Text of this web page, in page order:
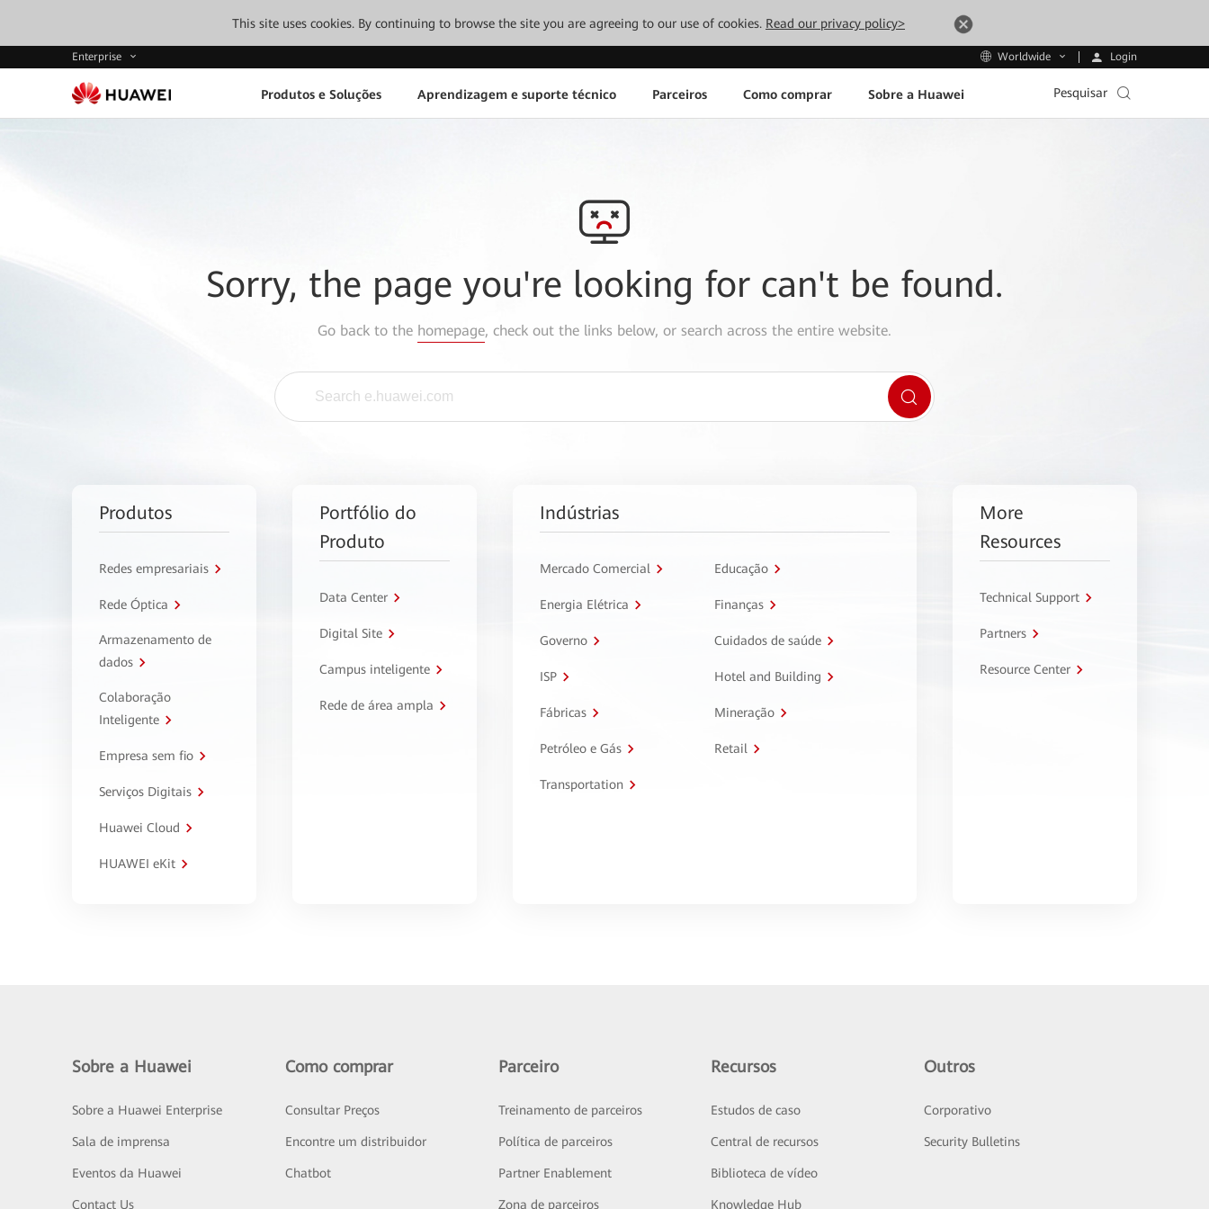
This site uses cookies. By continuing to browse the site you are agreeing to our use of cookies. Read our privacy policy>
Enterprise Worldwide Login
Produtos e Soluções Aprendizagem e suporte técnico Parceiros Como comprar Sobre a Huawei Pesquisar
Sorry, the page you're looking for can't be found.
Go back to the homepage, check out the links below, or search across the entire website.
Produtos
Redes empresariais
Rede Óptica
Armazenamento de
dados
Colaboração
Inteligente
Empresa sem fio
Serviços Digitais
Huawei Cloud
HUAWEI eKit
Portfólio do
Produto
Data Center
Digital Site
Campus inteligente
Rede de área ampla
Indústrias
Mercado Comercial Educação
Energia Elétrica Finanças
Governo Cuidados de saúde
ISP Hotel and Building
Fábricas Mineração
Petróleo e Gás Retail
Transportation
More
Resources
Technical Support
Partners
Resource Center
Sobre a Huawei
Sobre a Huawei Enterprise
Sala de imprensa
Eventos da Huawei
Contact Us
Como comprar
Consultar Preços
Encontre um distribuidor
Chatbot
Parceiro
Treinamento de parceiros
Política de parceiros
Partner Enablement
Zona de parceiros
Recursos
Estudos de caso
Central de recursos
Biblioteca de vídeo
Knowledge Hub
Outros
Corporativo
Security Bulletins